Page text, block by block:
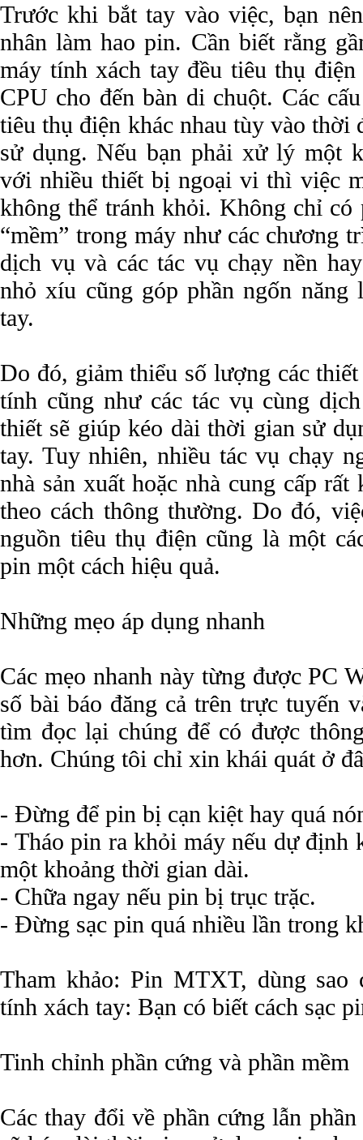
Trước khi bắt tay vào việc, bạn
nhân làm hao pin. Cần biết rằng
máy tính xách tay đều tiêu thụ
CPU cho đến bàn di chuột. Các
tiêu thụ điện khác nhau tùy vào thời
sử dụng. Nếu bạn phải xử lý một
với nhiều thiết bị ngoại vi thì việc
không thể tránh khỏi. Không chỉ có
“mềm” trong máy như các chương
dịch vụ và các tác vụ chạy nền
nhỏ xíu cũng góp phần ngốn năng
tay.
Do đó, giảm thiểu số lượng các
tính cũng như các tác vụ cùng
thiết sẽ giúp kéo dài thời gian sử
tay. Tuy nhiên, nhiều tác vụ chạy
nhà sản xuất hoặc nhà cung cấp
theo cách thông thường. Do đó,
nguồn tiêu thụ điện cũng là một
pin một cách hiệu quả.
Những mẹo áp dụng nhanh
Các mẹo nhanh này từng được PC
số bài báo đăng cả trên trực tuyến
tìm đọc lại chúng để có được
hơn. Chúng tôi chỉ xin khái quát ở
- Đừng để pin bị cạn kiệt hay quá
- Tháo pin ra khỏi máy nếu dự định
một khoảng thời gian dài.
- Chữa ngay nếu pin bị trục trặc.
- Đừng sạc pin quá nhiều lần trong
Tham khảo: Pin MTXT, dùng sao
tính xách tay: Bạn có biết cách sạc
Tinh chỉnh phần cứng và phần mềm
Các thay đổi về phần cứng lẫn